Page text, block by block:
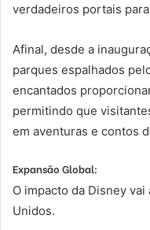
verdadeiros portais
Afinal, desde a
parques espalhados
encantados
permitindo que
em aventuras e contos
Expansão Global:
O impacto da Disney
Unidos.